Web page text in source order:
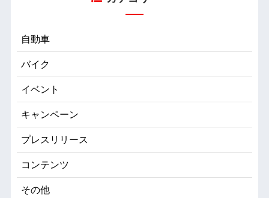
自動車
バイク
イベント
キャンペーン
プレスリリース
コンテンツ
その他